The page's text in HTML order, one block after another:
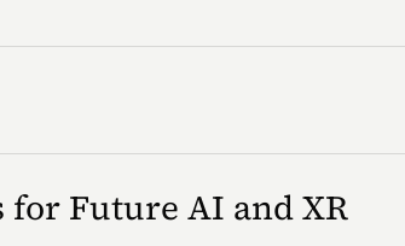
for Future AI and XR